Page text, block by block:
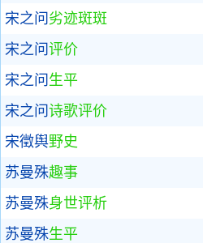
宋之问 劣迹斑斑
宋之问评价
宋之问 生平
宋之问诗歌评价
宋徵舆野史
苏曼殊趣事
苏曼殊身世评析
苏曼殊生平